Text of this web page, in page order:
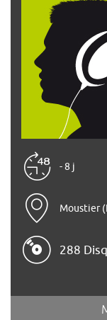
- 8 j
Moustier
288